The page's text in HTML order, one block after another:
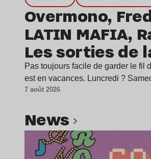
Overmono,
LATIN MAFIA,
Les sorties de
Pas toujours facile de garder le fil
est en vacances. Luncredi ?
7 août 2026
news